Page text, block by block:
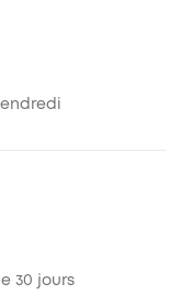
30 jours